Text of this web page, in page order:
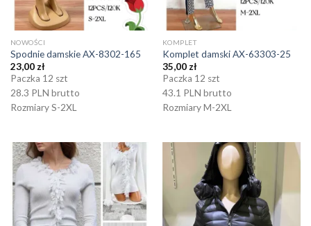
NOWOŚCI
Spodnie damskie AX-8302-165
23,00zł
Paczka 12 szt
28.3 PLN brutto
Rozmiary S-2XL
KOMPLET
Komplet damski AX-63303-25
35,00zł
Paczka 12 szt
43.1 PLN brutto
Rozmiary M-2XL